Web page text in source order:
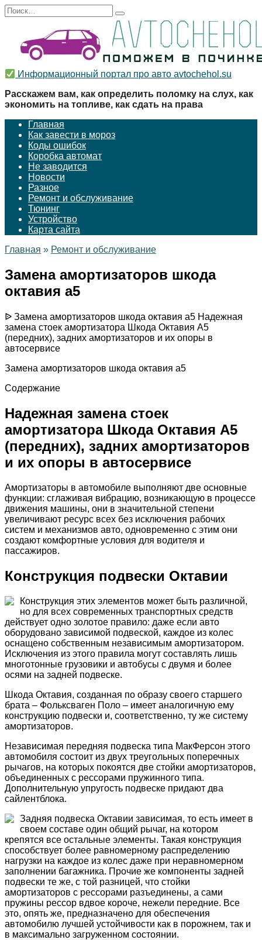
Перейти
к
содержанию
Search
for:
Информационный портал про авто avtochehol.su
Расскажем вам, как определить поломку на слух, как
экономить на топливе, как сдать на права
Главная
Как завести в мороз
Коды ошибок
Коробка автомат
Не заводится
Новости
Разное
Ремонт и обслуживание
Тюнинг
Устройство
Карта сайта
Главная » Ремонт и обслуживание
Замена амортизаторов шкода
октавия а5
ᐉ Замена амортизаторов шкода октавия а5 Надежная
замена стоек амортизатора Шкода Октавия А5
(передних), задних амортизаторов и их опоры в
автосервисе
Замена амортизаторов шкода октавия а5
Содержание
Надежная замена стоек
амортизатора Шкода Октавия А5
(передних), задних амортизаторов
и их опоры в автосервисе
Амортизаторы в автомобиле выполняют две основные
функции: сглаживая вибрацию, возникающую в процессе
движения машины, они в значительной степени
увеличивают ресурс всех без исключения рабочих
систем и механизмов авто, одновременно с этим они
создают комфортные условия для водителя и
пассажиров.
Конструкция подвески Октавии
Конструкция этих элементов может быть различной,
но для всех современных транспортных средств
действует одно золотое правило: даже если авто
оборудовано зависимой подвеской, каждое из колес
оснащено собственным независимым амортизатором.
Исключения из этого правила могут составлять лишь
многотонные грузовики и автобусы с двумя и более
осями на задней подвеске.
Шкода Октавия, созданная по образу своего старшего
брата – Фольксваген Поло – имеет аналогичную ему
конструкцию подвески и, соответственно, ту же систему
амортизаторов.
Независимая передняя подвеска типа МакФерсон этого
автомобиля состоит из двух треугольных поперечных
рычагов, на которых покоятся две стойки амортизаторов,
объединенных с рессорами пружинного типа.
Дополнительную упругость подвеске придают два
сайлентблока.
Задняя подвеска Октавии зависимая, то есть имеет в
своем составе один общий рычаг, на котором
крепятся все остальные элементы. Такая конструкция
способствует более равномерному распределению
нагрузки на каждое из колес даже при неравномерном
заполнении багажника. Прочие же компоненты задней
подвески те же, с той разницей, что стойки
амортизаторов с рессорами разъединены, а сами
пружины рессор вдвое короче, нежели передние. Все
это, опять же, предназначено для обеспечения
автомобилю лучшей устойчивости как в порожнем, так и
в максимально загруженном состоянии.